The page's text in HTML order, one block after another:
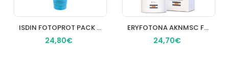
ISDIN FOTOPROT PACK EXT PED SPF50+ GEL CREMA 150 ML
24,80€
ERYFOTONA AKNMSC FLUID 50 ML
24,70€